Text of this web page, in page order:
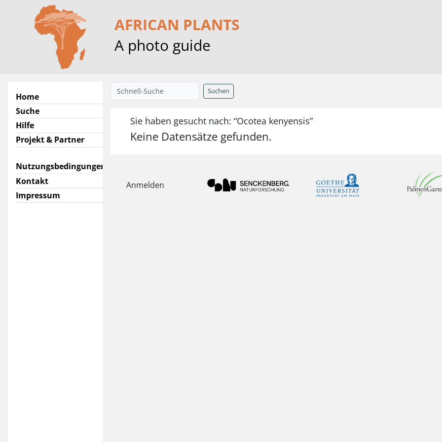
AFRICAN PLANTS
A photo guide
Home
Suche
Hilfe
Projekt & Partner
Nutzungsbedingungen
Kontakt
Impressum
Suchen
Sie haben gesucht nach: “Ocotea kenyensis”
Keine Datensätze gefunden.
Anmelden